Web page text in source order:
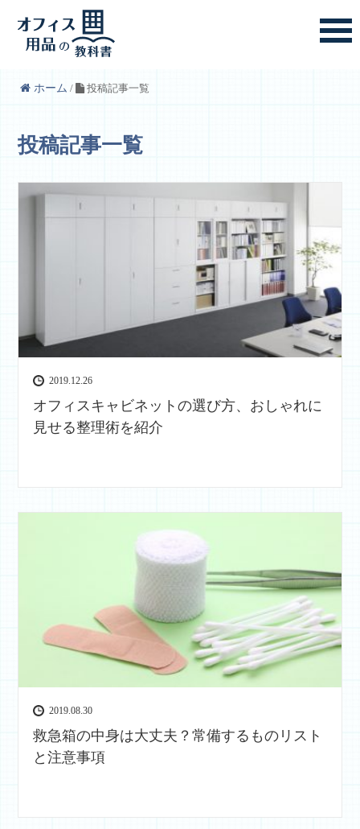
ホーム / 投稿記事一覧
投稿記事一覧
2019.12.26
オフィスキャビネットの選び方、おしゃれに
見せる整理術を紹介
2019.08.30
救急箱の中身は大丈夫？常備するものリスト
と注意事項